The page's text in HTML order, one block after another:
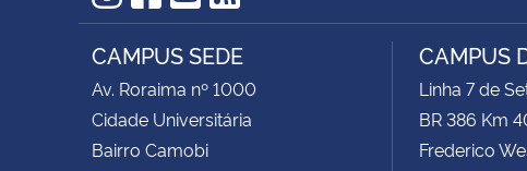
Instagram
Facebook
YouTube
RSS
CAMPUS SEDE
Av. Roraima nº 1000
Cidade Universitária
Bairro Camobi
CAMPUS
Linha 7 de
BR 386 Km
Frederico